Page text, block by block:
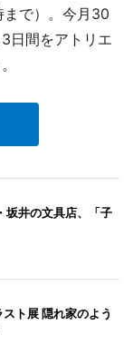
で）。今月30
日間をアトリエ
坂井の文具店、「子
ト展 隠れ家のよう